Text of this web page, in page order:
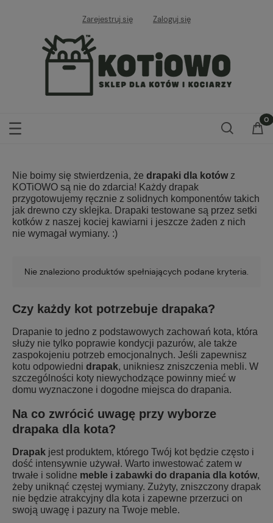
Zarejestruj się Zaloguj się
Nie boimy się stwierdzenia, że drapaki dla kotówz
KOTiOWO są nie do zdarcia! Każdy drapak
przygotowujemy ręcznie z solidnych komponentów takich
jak drewno czy sklejka. Drapaki testowane są przez setki
kotków z naszej kociej kawiarni i jeszcze żaden z nich
nie wymagał wymiany. :)
Nie znaleziono produktów spełniających podane kryteria.
Czy każdy kot potrzebuje drapaka?
Drapanie to jedno z podstawowych zachowań kota, która
służy nie tylko poprawie kondycji pazurów, ale także
zaspokojeniu potrzeb emocjonalnych. Jeśli zapewnisz
kotu odpowiedni drapak, unikniesz zniszczenia mebli. W
szczególności koty niewychodzące powinny mieć w
domu wyznaczone i dogodne miejsca do drapania.
Na co zwrócić uwagę przy wyborze
drapaka dla kota?
Drapak jest produktem, którego Twój kot będzie często i
dość intensywnie używał. Warto inwestować zatem w
trwałe i solidne meble i zabawki do drapania dla kotów,
żeby uniknąć częstej wymiany. Zużyty, zniszczony drapak
nie będzie atrakcyjny dla kota i zapewne przerzuci on
swoją uwagę i pazury na Twoje meble.